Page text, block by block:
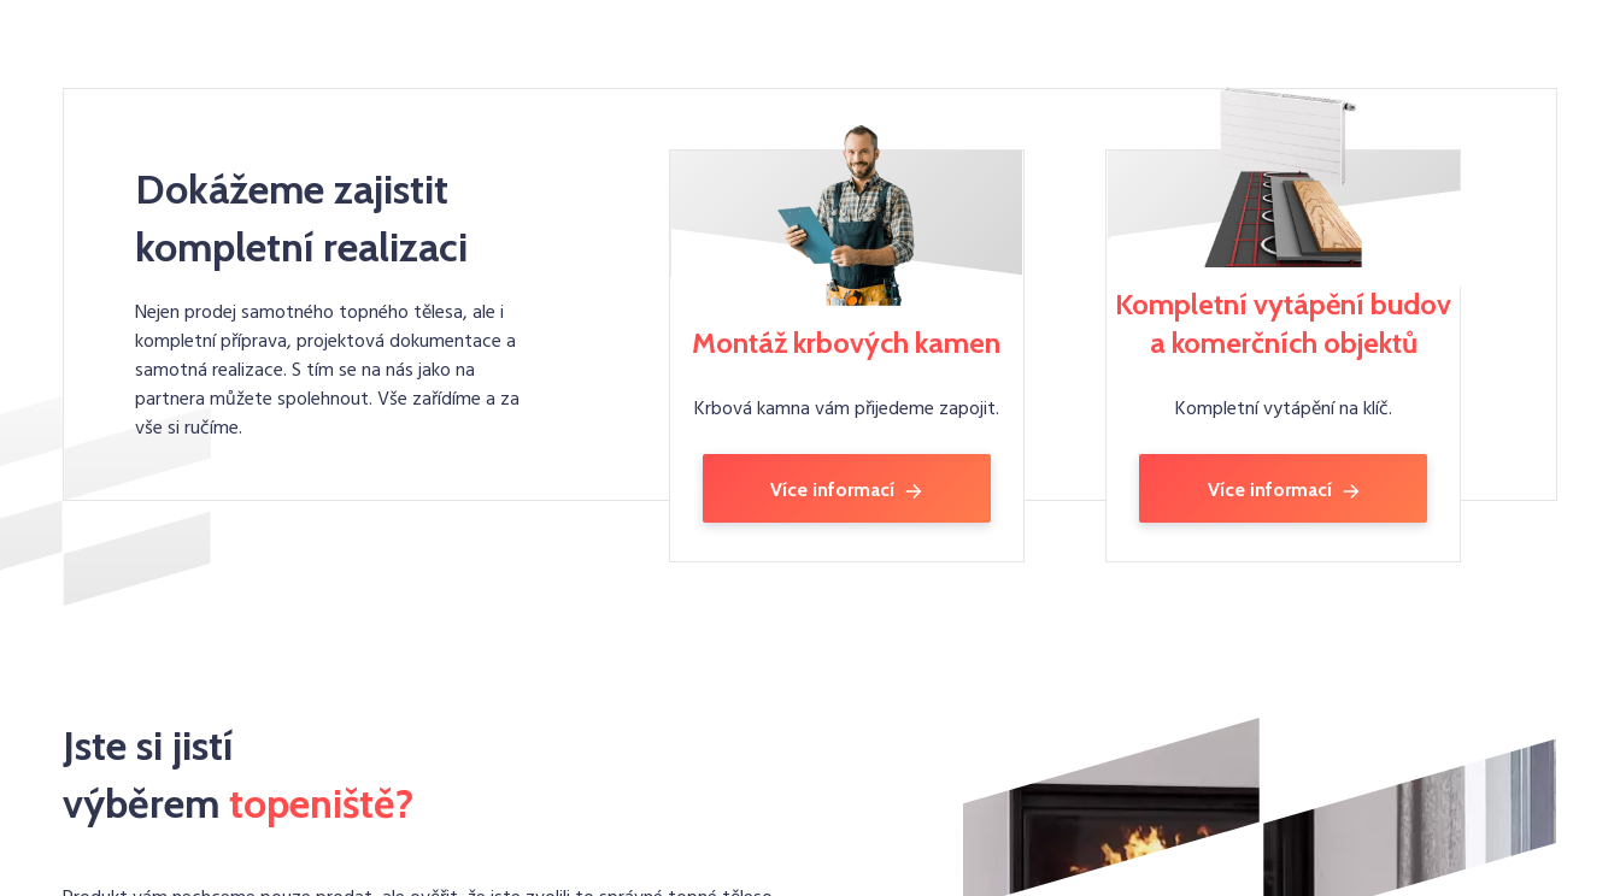
Dokážeme zajistit
kompletní realizaci
Nejen prodej samotného topného tělesa, ale i
kompletní příprava, projektová dokumentace a
samotná realizace. S tím se na nás jako na
partnera můžete spolehnout. Vše zařídíme a za
vše si ručíme.
Montáž krbových kamen
Krbová kamna vám přijedeme zapojit.
Více informací
Kompletní vytápění budov
a komerčních objektů
Kompletní vytápění na klíč.
Více informací
Jste si jistí
výběrem topeniště?